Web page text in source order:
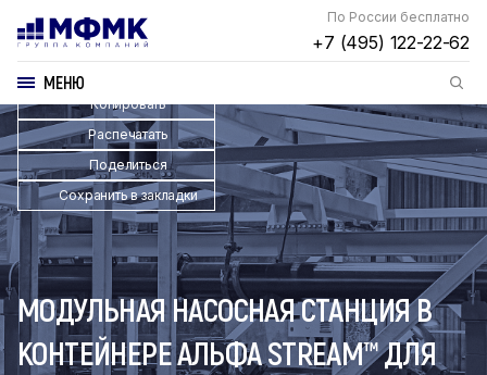
По России бесплатно
+7 (495) 122-22-62
МЕНЮ
Копировать
Распечатать
Поделиться
Сохранить в закладки
МОДУЛЬНАЯ НАСОСНАЯ СТАНЦИЯ В
КОНТЕЙНЕРЕ АЛЬФА STREAM™ ДЛЯ